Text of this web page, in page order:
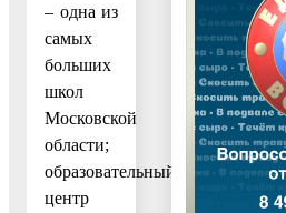
– одна из
самых
больших
школ
Московской
области;
образовательный
центр